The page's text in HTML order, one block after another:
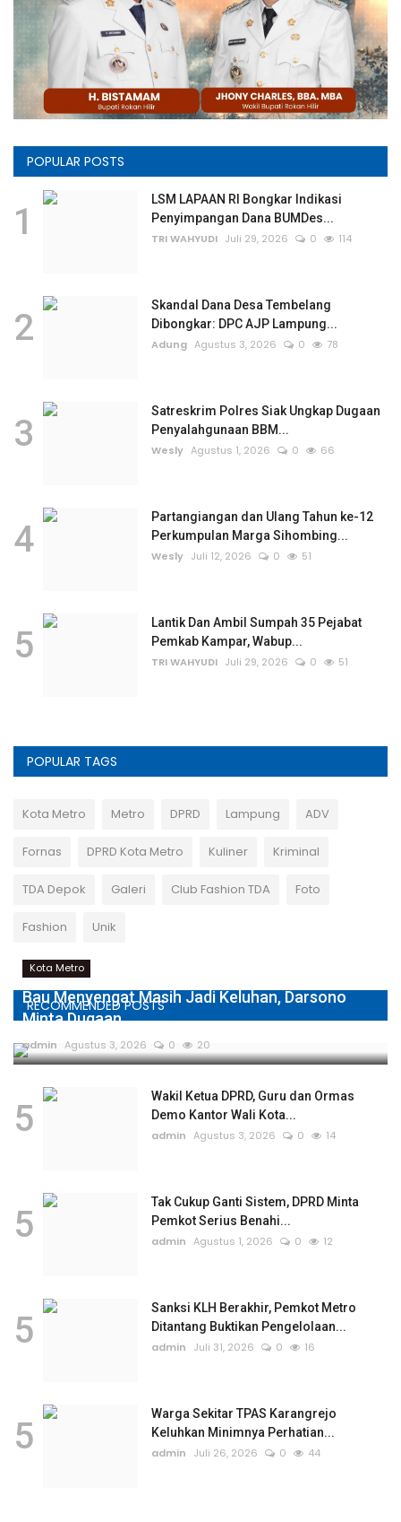
POPULAR POSTS
1
LSM LAPAAN RI Bongkar Indikasi
Penyimpangan Dana BUMDes...
TRI WAHYUDI Juli 29, 2026 0 114
2
Skandal Dana Desa Tembelang
Dibongkar: DPC AJP Lampung...
Adung Agustus 3, 2026 0 78
3
Satreskrim Polres Siak Ungkap Dugaan
Penyalahgunaan BBM...
Wesly Agustus 1, 2026 0 66
4
Partangiangan dan Ulang Tahun ke-12
Perkumpulan Marga Sihombing...
Wesly Juli 12, 2026 0 51
5
Lantik Dan Ambil Sumpah 35 Pejabat
Pemkab Kampar, Wabup...
TRI WAHYUDI Juli 29, 2026 0 51
POPULAR TAGS
Kota Metro Metro DPRD Lampung ADV
Fornas DPRD Kota Metro Kuliner Kriminal
TDA Depok Galeri Club Fashion TDA Foto
Fashion Unik
RECOMMENDED POSTS
Kota Metro
Bau Menyengat Masih Jadi Keluhan, Darsono
Minta Dugaan...
admin Agustus 3, 2026 0 20
5
Wakil Ketua DPRD, Guru dan Ormas
Demo Kantor Wali Kota...
admin Agustus 3, 2026 0 14
5
Tak Cukup Ganti Sistem, DPRD Minta
Pemkot Serius Benahi...
admin Agustus 1, 2026 0 12
5
Sanksi KLH Berakhir, Pemkot Metro
Ditantang Buktikan Pengelolaan...
admin
Juli 31, 2026 0 16
5
Warga Sekitar TPAS Karangrejo
Keluhkan Minimnya Perhatian...
admin
Juli 26, 2026 0 44